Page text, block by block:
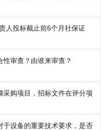
人投标截止前6个月社保证
审查？由谁来审查？
购项目，招标文件在评分项
于设备的重要技术要求，是否